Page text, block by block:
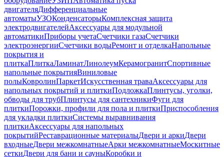
двигателяДифференциальные
автоматыУЗОКонденсаторыКомплексная защита
электродвигателейАксессуары для модульной
автоматикиПриборы учетаСчетчики газаСчетчики
электроэнергииСчетчики водыРемонт и отделкаНапольные
покрытия и
плиткаПлиткаЛаминатЛинолеумКерамогранитСпортивные
напольные покрытияВиниловые
полыКовролинПаркетИскусственная траваАксессуары для
напольных покрытий и плиткиПодложкаПлинтусы, уголки,
обводы для трубПлинтусы для сантехникиФуги для
плиткиПорожки, профили для пола и плиткиПриспособления
для укладки плиткиСистемы выравнивания
плиткиАксессуары для напольных
покрытийРеставрационные материалыДвери и аркиДвери
входныеДвери межкомнатныеАрки межкомнатныеМоскитные
сеткиДвери для бани и сауныКоробки и